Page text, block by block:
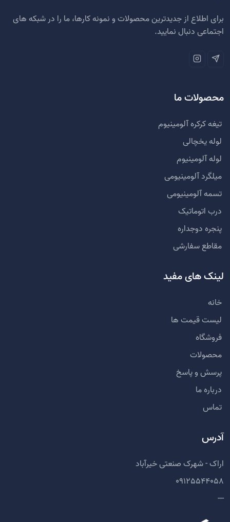
برای اطلاع از جدیدترین محصولات و نمونه کارها، ما را در شبکه های
اجتماعی دنبال نمایید.
محصولات ما
تیغه کرکره آلومینیوم
لوله یخچالی
لوله آلومینیوم
میلگرد آلومینیومی
تسمه آلومینیومی
درب اتوماتیک
پنجره دوجداره
مقاطع سفارشی
لینک های مفید
خانه
لیست قیمت ها
فروشگاه
محصولات
پرسش و پاسخ
درباره ما
تماس
آدرس
اراک - شهرک صنعتی خیرآباد
09125544058
---